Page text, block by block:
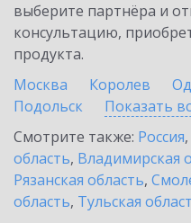
выберите партнёра и
консультацию,
продукта.
Москва
Королев
Подольск
Показать
Смотрите также: Россия,
область, Владимирская
Рязанская область,
область, Тульская